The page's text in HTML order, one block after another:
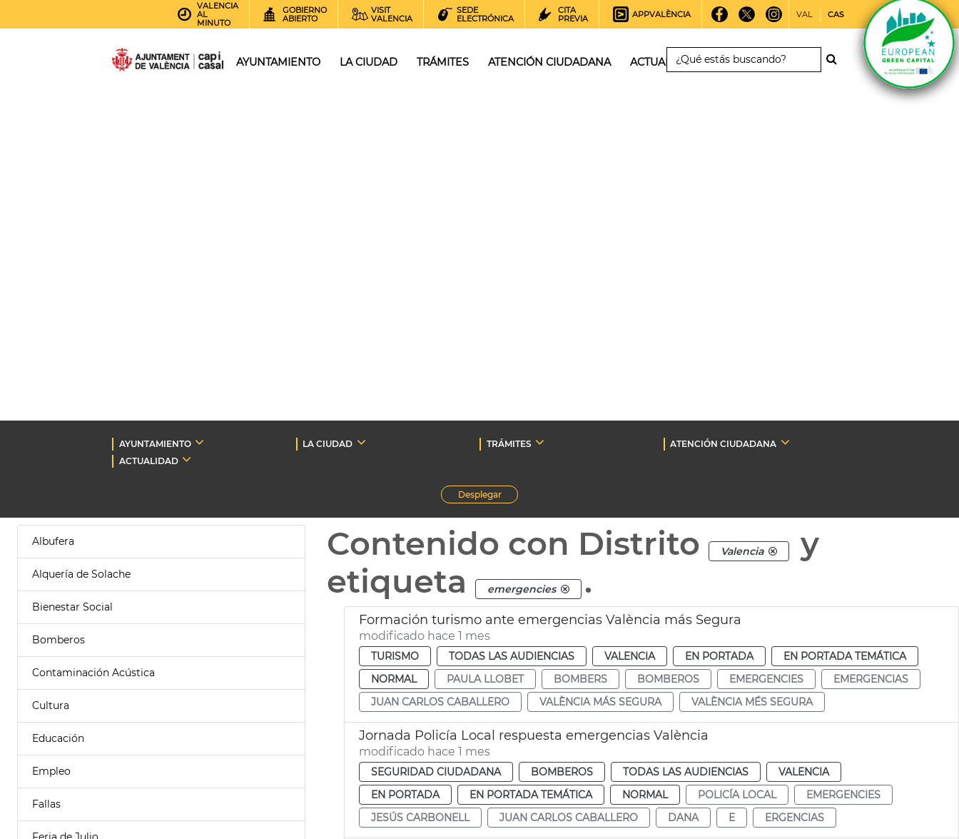
VALENCIA
AL
MINUTO
GOBIERNO
ABIERTO
VISIT
VALENCIA
SEDE
ELECTRÓNICA
CITA
PREVIA
APPVALÈNCIA VAL CAS
AYUNTAMIENTO LA CIUDAD TRÁMITES ATENCIÓN CIUDADANA ACTUALIDAD
AYUNTAMIENTO LA CIUDAD TRÁMITES
ATENCIÓN CIUDADANA
ACTUALIDAD
Desplegar
Albufera
Alquería de Solache
Bienestar Social
Bomberos
Contaminación Acústica
Cultura
Educación
Empleo
Fallas
Contenido con Distrito Valencia
y
etiqueta
emergencies .
Formación turismo ante emergencias València más Segura
modificado hace 1 mes
TURISMO TODAS LAS AUDIENCIAS VALENCIA EN PORTADA
EN PORTADA TEMÁTICA
NORMAL
PAULA LLOBET BOMBERS BOMBEROS EMERGENCIES
EMERGENCIAS
JUAN CARLOS CABALLERO
VALÈNCIA MÁS SEGURA VALÈNCIA MÉS SEGURA
Jornada Policía Local respuesta emergencias València
modificado hace 1 mes
SEGURIDAD CIUDADANA BOMBEROS TODAS LAS AUDIENCIAS
VALENCIA
EN PORTADA
EN PORTADA TEMÁTICA NORMAL POLICÍA LOCAL
EMERGENCIES
JESÚS CARBONELL
JUAN CARLOS CABALLERO DANA E ERGENCIAS